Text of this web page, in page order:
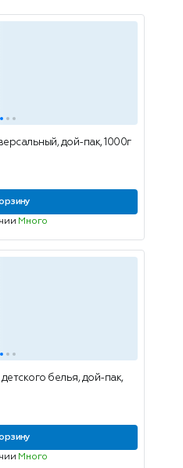
дой-пак, 1000г
Много
детского белья, дой-пак,
Много